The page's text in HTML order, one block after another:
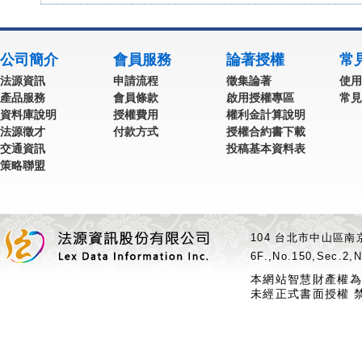
公司簡介
法源資訊
產品服務
資料庫說明
法源徵才
交通資訊
策略聯盟
會員服務
申請流程
會員條款
授權費用
付款方式
論著授權
徵集論著
啟用授權專區
權利金計算說明
授權合約書下載
投稿基本資料表
常
使
常
104 台北市中山區
本網站智慧財產權
未經正式書面授權